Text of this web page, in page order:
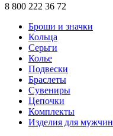
8 800 222 36 72
Броши и значки
Кольца
Серьги
Колье
Подвески
Браслеты
Сувениры
Цепочки
Комплекты
Изделия для мужчин